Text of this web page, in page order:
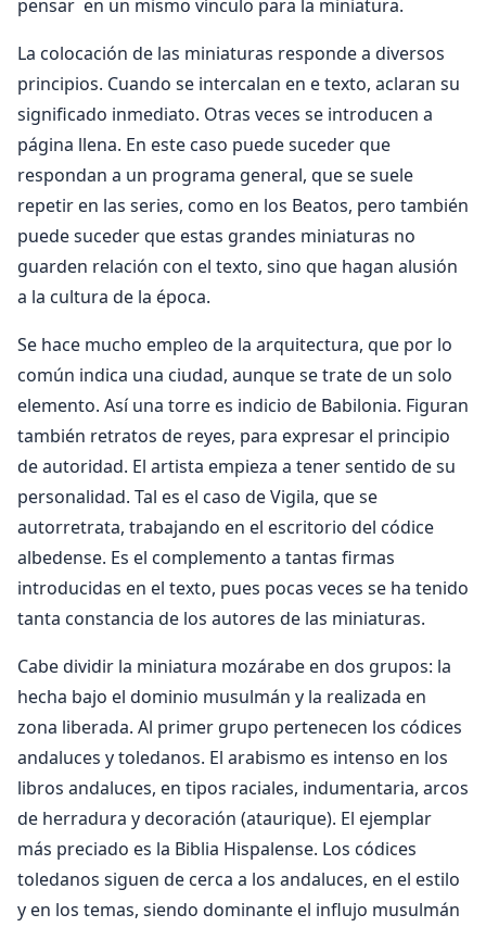
pensar en un mismo vínculo para la miniatura.
La colocación de las miniaturas responde a diversos
principios. Cuando se intercalan en e texto, aclaran su
significado inmediato. Otras veces se introducen a
página llena. En este caso puede suceder que
respondan a un programa general, que se suele
repetir en las series, como en los Beatos, pero también
puede suceder que estas grandes miniaturas no
guarden relación con el texto, sino que hagan alusión
a la cultura de la época.
Se hace mucho empleo de la arquitectura, que por lo
común indica una ciudad, aunque se trate de un solo
elemento. Así una torre es indicio de Babilonia. Figuran
también retratos de reyes, para expresar el principio
de autoridad. El artista empieza a tener sentido de su
personalidad. Tal es el caso de Vigila, que se
autorretrata, trabajando en el escritorio del códice
albedense. Es el complemento a tantas firmas
introducidas en el texto, pues pocas veces se ha tenido
tanta constancia de los autores de las miniaturas.
Cabe dividir la miniatura mozárabe en dos grupos: la
hecha bajo el dominio musulmán y la realizada en
zona liberada. Al primer grupo pertenecen los códices
andaluces y toledanos. El arabismo es intenso en los
libros andaluces, en tipos raciales, indumentaria, arcos
de herradura y decoración (ataurique). El ejemplar
más preciado es la Biblia Hispalense. Los códices
toledanos siguen de cerca a los andaluces, en el estilo
y en los temas, siendo dominante el influjo musulmán